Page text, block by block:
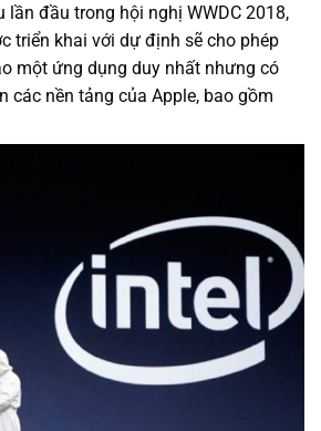
đầu trong hội nghị WWDC 2018,
triển khai với dự định sẽ cho phép
một ứng dụng duy nhất nhưng có
các nền tảng của Apple, bao gồm